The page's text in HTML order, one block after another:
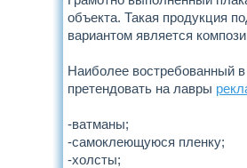
объекта. Такая продукция
вариантом является
Наиболее востребованный
претендовать на лавры
-ватманы;
-самоклеющуюся пленку;
-холсты;